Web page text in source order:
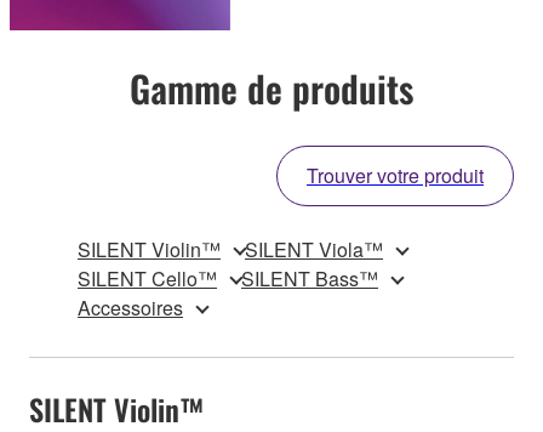
Gamme de produits
Trouver votre produit
SILENT Violin™
SILENT Viola™
SILENT Cello™
SILENT Bass™
Accessoires
SILENT Violin™